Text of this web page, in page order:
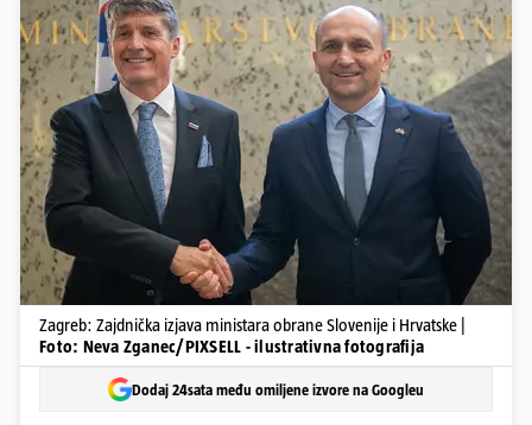
Zagreb: Zajdnička izjava ministara obrane Slovenije i Hrvatske |
Foto: Neva Zganec/PIXSELL - ilustrativna fotografija
Dodaj 24sata među omiljene izvore na Googleu